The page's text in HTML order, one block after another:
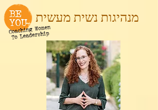
מנהיגות נשית מעשית